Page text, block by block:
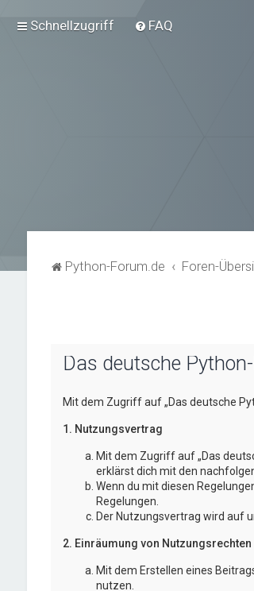
Schnellzugriff FAQ
Python-Forum.de Foren-
Das deutsche
Mit dem Zugriff auf „Das deutsche
1. Nutzungsvertrag
Mit dem Zugriff auf „Das
erklärst dich mit den
Wenn du mit diesen
Regelungen.
Der Nutzungsvertrag wird auf
2. Einräumung von Nutzungsrechten
Mit dem Erstellen eines
nutzen.